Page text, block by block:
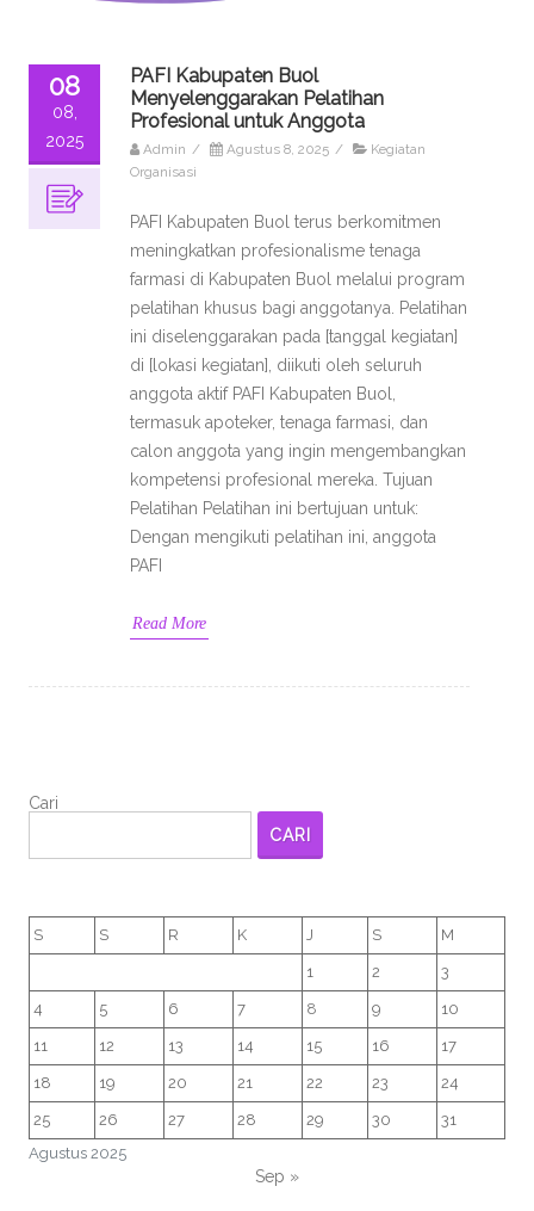
08
08,
2025
PAFI Kabupaten Buol
Menyelenggarakan Pelatihan
Profesional untuk Anggota
Admin / Agustus 8, 2025 /
Kegiatan
Organisasi
PAFI Kabupaten Buol terus berkomitmen
meningkatkan profesionalisme tenaga
farmasi di Kabupaten Buol melalui program
pelatihan khusus bagi anggotanya. Pelatihan
ini diselenggarakan pada [tanggal kegiatan]
di [lokasi kegiatan], diikuti oleh seluruh
anggota aktif PAFI Kabupaten Buol,
termasuk apoteker, tenaga farmasi, dan
calon anggota yang ingin mengembangkan
kompetensi profesional mereka. Tujuan
Pelatihan Pelatihan ini bertujuan untuk:
Dengan mengikuti pelatihan ini, anggota
PAFI
Read More
Cari
CARI
Agustus 2025
S S R K J S M
1 2 3
4 5 6 7 8 9 10
11 12 13 14 15 16 17
18 19 20 21 22 23 24
25 26 27 28 29 30 31
Sep »